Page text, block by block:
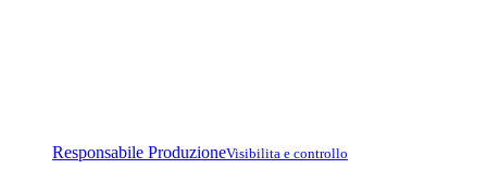
Responsabile ProduzioneVisibilita e controllo